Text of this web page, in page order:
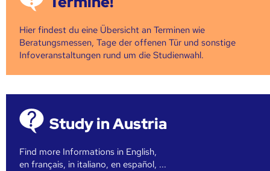
Hier findest du eine Übersicht an Terminen wie
Beratungsmessen, Tage der offenen Tür und sonstige
Infoveranstaltungen rund um die Studienwahl.
Study in Austria
Find more Informations in English,
en français, in italiano, en español, ...